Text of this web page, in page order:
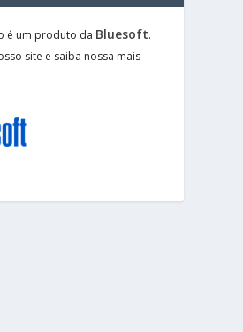
é um produto da Bluesoft.
site e saiba nossa mais